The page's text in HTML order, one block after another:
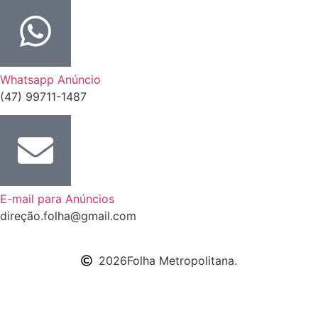
Whatsapp Anúncio
(47) 99711-1487
E-mail para Anúncios
direção.folha@gmail.com
2026Folha Metropolitana.